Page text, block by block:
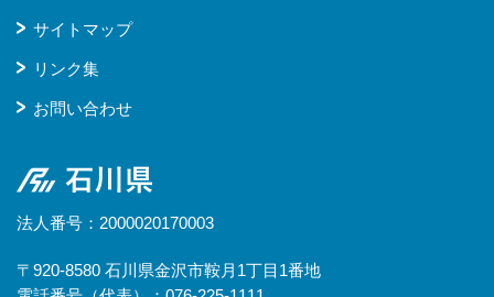
サイトマップ
リンク集
お問い合わせ
石川県
法人番号：2000020170003
〒920-8580 石川県金沢市鞍月1丁目1番地